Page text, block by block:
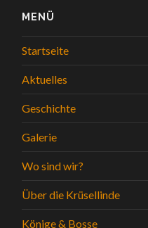
MENÜ
Startseite
Aktuelles
Geschichte
Galerie
Wo sind wir?
Über die Krüsellinde
Könige & Bosse